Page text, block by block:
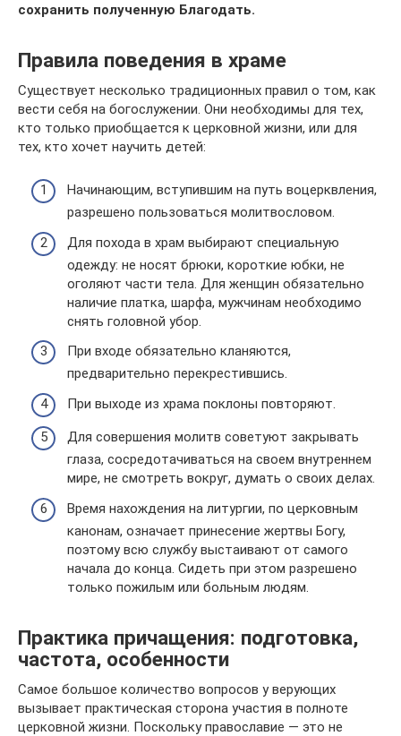
сохранить полученную Благодать.
Правила поведения в храме
Существует несколько традиционных правил о том, как
вести себя на богослужении. Они необходимы для тех,
кто только приобщается к церковной жизни, или для
тех, кто хочет научить детей:
Начинающим, вступившим на путь воцерквления,
разрешено пользоваться молитвословом.
Для похода в храм выбирают специальную
одежду: не носят брюки, короткие юбки, не
оголяют части тела. Для женщин обязательно
наличие платка, шарфа, мужчинам необходимо
снять головной убор.
При входе обязательно кланяются,
предварительно перекрестившись.
При выходе из храма поклоны повторяют.
Для совершения молитв советуют закрывать
глаза, сосредотачиваться на своем внутреннем
мире, не смотреть вокруг, думать о своих делах.
Время нахождения на литургии, по церковным
канонам, означает принесение жертвы Богу,
поэтому всю службу выстаивают от самого
начала до конца. Сидеть при этом разрешено
только пожилым или больным людям.
Практика причащения: подготовка,
частота, особенности
Самое большое количество вопросов у верующих
вызывает практическая сторона участия в полноте
церковной жизни. Поскольку православие — это не